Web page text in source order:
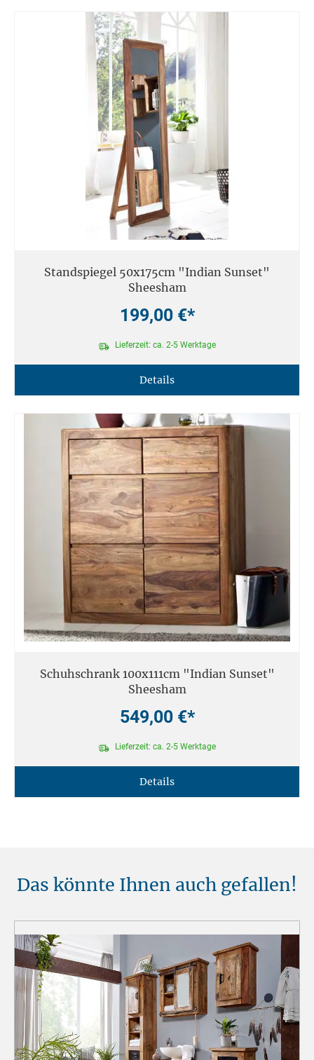
Standspiegel 50x175cm "Indian Sunset"
Sheesham
199,00 €*
Lieferzeit: ca. 2-5 Werktage
Details
Schuhschrank 100x111cm "Indian Sunset"
Sheesham
549,00 €*
Lieferzeit: ca. 2-5 Werktage
Details
Das könnte Ihnen auch gefallen!